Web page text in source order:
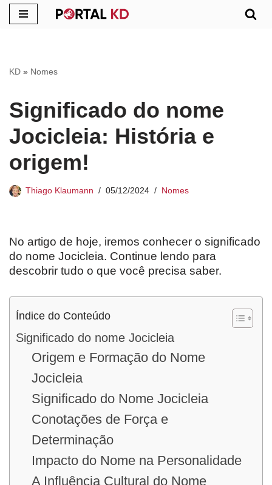
conteúdo
KD » Nomes
Significado do nome
Jocicleia: História e
origem!
Thiago Klaumann 05/12/2024 Nomes
No artigo de hoje, iremos conhecer o significado
do nome Jocicleia. Continue lendo para
descobrir tudo o que você precisa saber.
Índice do Conteúdo
Significado do nome Jocicleia
Origem e Formação do Nome
Jocicleia
Significado do Nome Jocicleia
Conotações de Força e
Determinação
Impacto do Nome na Personalidade
A Influência Cultural do Nome